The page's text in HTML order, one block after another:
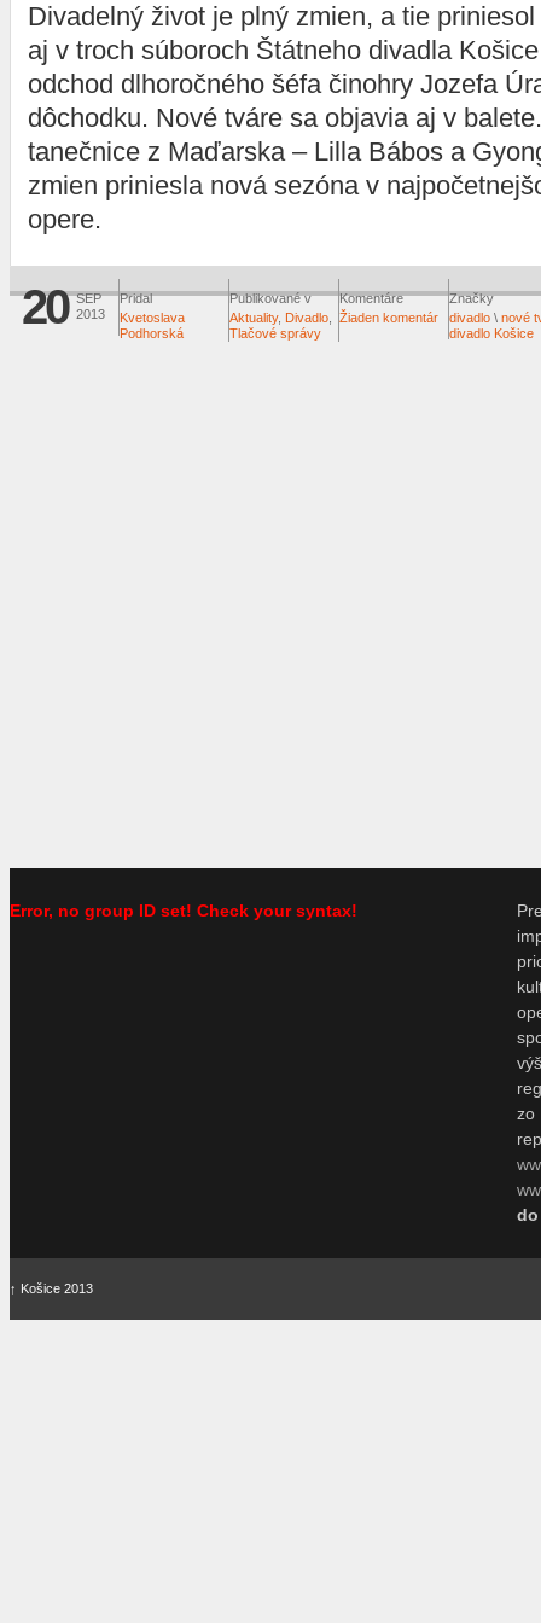
Divadelný život je plný zmien, a tie
aj v troch súboroch Štátneho divadla
odchod dlhoročného šéfa činohry Jozefa
dôchodku. Nové tváre sa objavia aj v
tanečnice z Maďarska – Lilla Bábos a
zmien priniesla nová sezóna v
opere.
20 SEP
2013
Pridal
Kvetoslava
Podhorská
Publikované v
Aktuality, Divadlo
Tlačové správy
Komentáre
Žiaden komentár
Značky
divadlo \ nové
divadlo Košice
Error, no group ID set! Check your syntax!
↑ Košice 2013